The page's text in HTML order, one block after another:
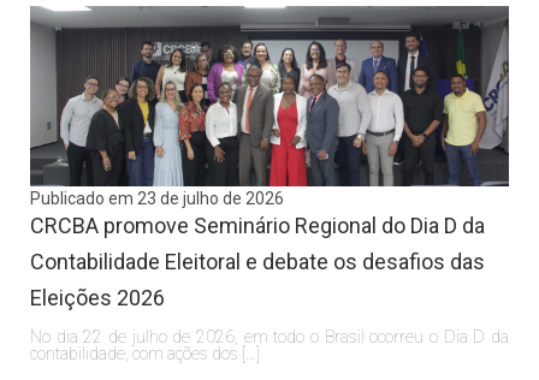
Publicado em 23 de julho de 2026
CRCBA promove Seminário Regional do Dia D da
Contabilidade Eleitoral e debate os desafios das
Eleições 2026
No dia 22 de julho de 2026, em todo o Brasil ocorreu o Dia D da
contabilidade, com ações dos […]